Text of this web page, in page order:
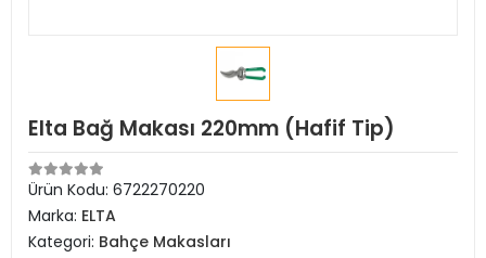
Elta Bağ Makası 220mm (Hafif Tip)
Ürün Kodu: 6722270220
Marka: ELTA
Kategori: Bahçe Makasları